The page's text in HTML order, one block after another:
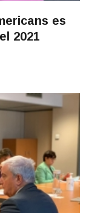
es
2021